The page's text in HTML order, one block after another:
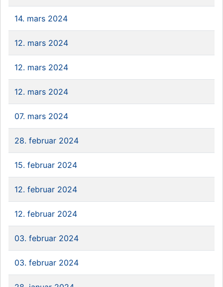
14. mars 2024
12. mars 2024
12. mars 2024
12. mars 2024
07. mars 2024
28. februar 2024
15. februar 2024
12. februar 2024
12. februar 2024
03. februar 2024
03. februar 2024